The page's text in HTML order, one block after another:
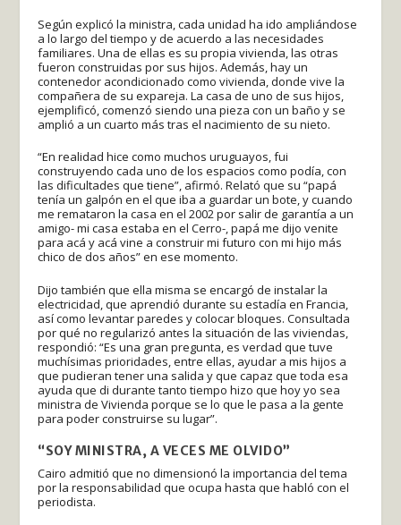
Según explicó la ministra, cada unidad ha ido ampliándose
a lo largo del tiempo y de acuerdo a las necesidades
familiares. Una de ellas es su propia vivienda, las otras
fueron construidas por sus hijos. Además, hay un
contenedor acondicionado como vivienda, donde vive la
compañera de su expareja. La casa de uno de sus hijos,
ejemplificó, comenzó siendo una pieza con un baño y se
amplió a un cuarto más tras el nacimiento de su nieto.
“En realidad hice como muchos uruguayos, fui
construyendo cada uno de los espacios como podía, con
las dificultades que tiene”, afirmó. Relató que su “papá
tenía un galpón en el que iba a guardar un bote, y cuando
me remataron la casa en el 2002 por salir de garantía a un
amigo- mi casa estaba en el Cerro-, papá me dijo venite
para acá y acá vine a construir mi futuro con mi hijo más
chico de dos años” en ese momento.
Dijo también que ella misma se encargó de instalar la
electricidad, que aprendió durante su estadía en Francia,
así como levantar paredes y colocar bloques. Consultada
por qué no regularizó antes la situación de las viviendas,
respondió: “Es una gran pregunta, es verdad que tuve
muchísimas prioridades, entre ellas, ayudar a mis hijos a
que pudieran tener una salida y que capaz que toda esa
ayuda que di durante tanto tiempo hizo que hoy yo sea
ministra de Vivienda porque se lo que le pasa a la gente
para poder construirse su lugar”.
“SOY MINISTRA, A VECES ME OLVIDO”
Cairo admitió que no dimensionó la importancia del tema
por la responsabilidad que ocupa hasta que habló con el
periodista.